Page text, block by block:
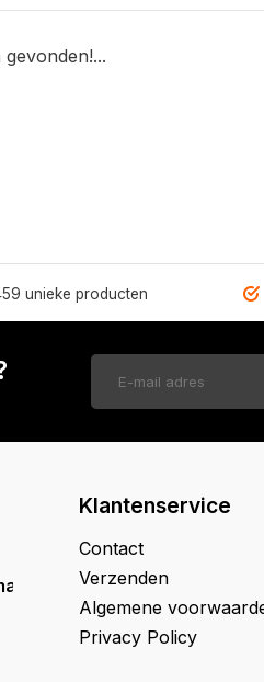
unieke producten
Klantenservice
Contact
Verzenden
Algemene
Privacy Policy